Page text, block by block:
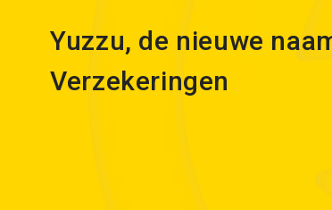
Yuzzu, de nieuwe
Verzekeringen